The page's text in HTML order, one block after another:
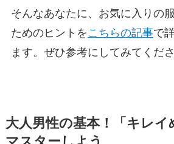
そんなあなたに、お気に入りの
ためのヒントを こちらの記事で
ます。ぜひ参考にしてみてくださ
大人男性の基本！「キレ